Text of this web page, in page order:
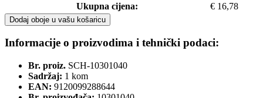
Ukupna cijena:
€ 16,78
Dodaj oboje u vašu košaricu
Informacije o proizvodima i tehnički podaci:
Br. proiz. SCH-10301040
Sadržaj: 1 kom
EAN: 9120099288644